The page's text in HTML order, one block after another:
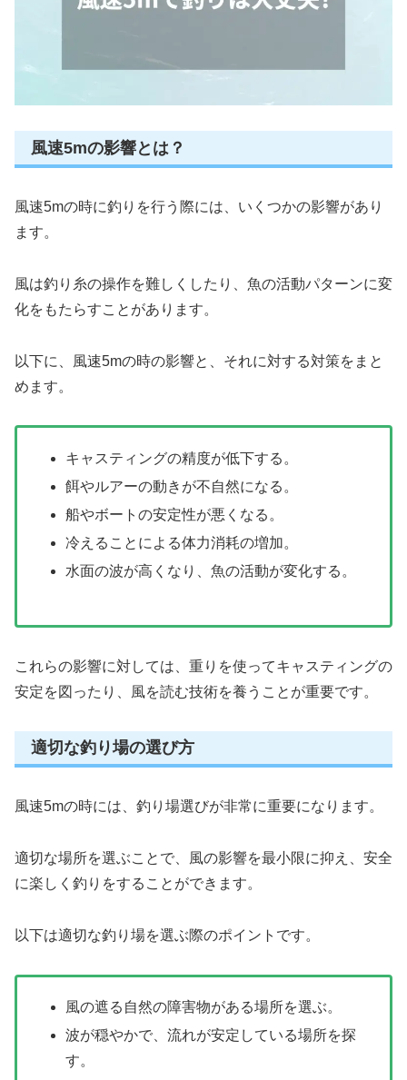
風速5mの影響とは？
風速5mの時に釣りを行う際には、いくつかの影響があり
ます。
風は釣り糸の操作を難しくしたり、魚の活動パターンに変
化をもたらすことがあります。
以下に、風速5mの時の影響と、それに対する対策をまと
めます。
キャスティングの精度が低下する。
餌やルアーの動きが不自然になる。
船やボートの安定性が悪くなる。
冷えることによる体力消耗の増加。
水面の波が高くなり、魚の活動が変化する。
これらの影響に対しては、重りを使ってキャスティングの
安定を図ったり、風を読む技術を養うことが重要です。
適切な釣り場の選び方
風速5mの時には、釣り場選びが非常に重要になります。
適切な場所を選ぶことで、風の影響を最小限に抑え、安全
に楽しく釣りをすることができます。
以下は適切な釣り場を選ぶ際のポイントです。
風の遮る自然の障害物がある場所を選ぶ。
波が穏やかで、流れが安定している場所を探
す。